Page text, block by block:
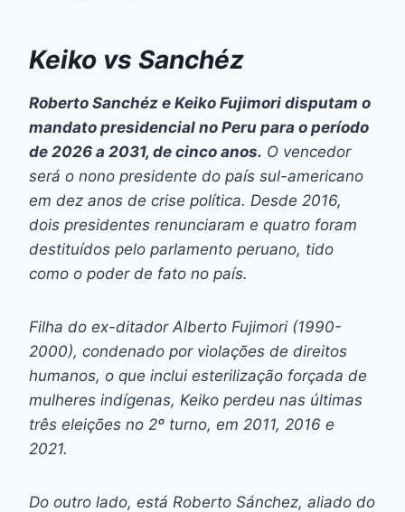
Keiko vs Sanchéz
Roberto Sanchéz e Keiko Fujimori disputam o
mandato presidencial no Peru para o período
de 2026 a 2031, de cinco anos. O vencedor
será o nono presidente do país sul-americano
em dez anos de crise política. Desde 2016,
dois presidentes renunciaram e quatro foram
destituídos pelo parlamento peruano, tido
como o poder de fato no país.
Filha do ex-ditador Alberto Fujimori (1990-
2000), condenado por violações de direitos
humanos, o que inclui esterilização forçada de
mulheres indígenas, Keiko perdeu nas últimas
três eleições no 2º turno, em 2011, 2016 e
2021.
Do outro lado, está Roberto Sánchez, aliado do